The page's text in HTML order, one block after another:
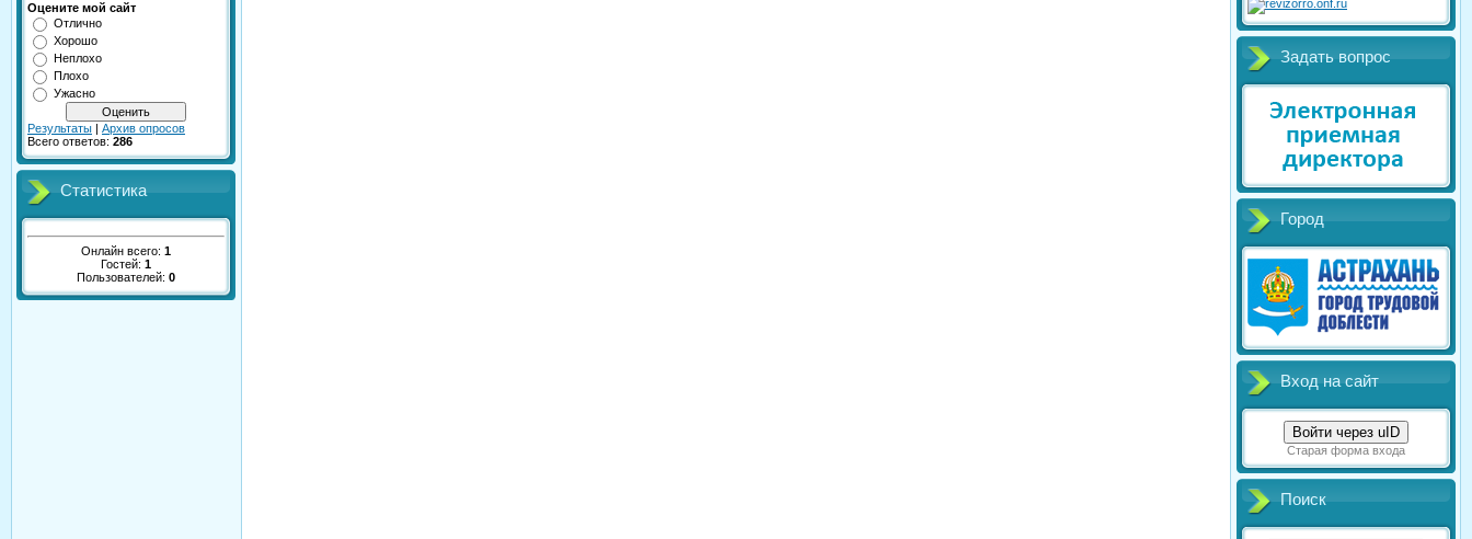
Оцените мой сайт
Отлично
Хорошо
Неплохо
Плохо
Ужасно
Результаты | Архив опросов
Всего ответов: 286
Статистика
Онлайн всего: 1
Гостей: 1
Пользователей: 0
Задать вопрос
Город
Вход на сайт
Войти через uID
Старая форма входа
Поиск